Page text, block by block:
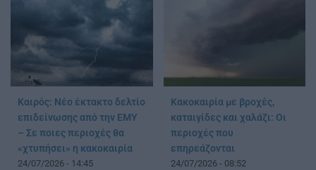
Καιρός: Νέο έκτακτο δελτίο
επιδείνωσης από την ΕΜΥ
– Σε ποιες περιοχές θα
«χτυπήσει» η κακοκαιρία
24/07/2026 - 14:45
Κακοκαιρία με βροχές,
καταιγίδες και χαλάζι: Οι
περιοχές που
επηρεάζονται
24/07/2026 - 08:52